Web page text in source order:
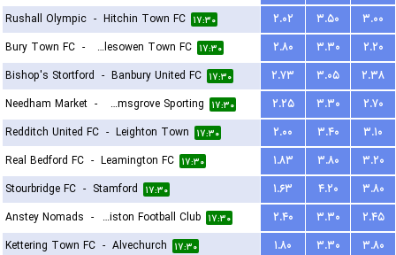
۱۷:۳۰
Rushall Olympic - Hitchin Town FC ۱۷:۳۰ ۲.۰۲ ۳.۵۰
۳.۰۰
Bury Town FC - Halesowen Town FC ۱۷:۳۰ ۲.۸۰ ۳.۳۰
۲.۲۰
Bishop's Stortford - Banbury United FC ۱۷:۳۰ ۲.۷۳ ۳.۰۵
۲.۳۸
Needham Market - Bromsgrove Sporting ۱۷:۳۰ ۲.۲۵ ۳.۳۰
۲.۷۰
Redditch United FC - Leighton Town ۱۷:۳۰ ۲.۰۰ ۳.۴۰
۳.۱۰
Real Bedford FC - Leamington FC ۱۷:۳۰ ۱.۸۳ ۳.۸۰
۳.۲۰
Stourbridge FC - Stamford ۱۷:۳۰ ۱.۶۳ ۴.۲۰
۳.۸۰
Anstey Nomads - Leiston Football Club ۱۷:۳۰ ۲.۴۰ ۳.۳۰
۲.۴۵
Kettering Town FC - Alvechurch ۱۷:۳۰ ۱.۸۰ ۳.۳۰
۳.۸۰